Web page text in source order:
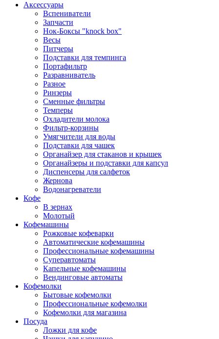
Аксессуары
Вспениватели
Запчасти
Нок-Боксы "knock box"
Весы
Питчеры
Подставки для темпинга
Портафильтр
Разравниватель
Разное
Ринзеры
Сменные фильтры
Темперы
Охладители молока
Фильтр-корзины
Умягчители для воды
Подставки для чашек
Органайзер для стаканов и крышек
Органайзеры и подставки для капсул
Диспенсеры для салфеток
Жернова
Водонагреватели
Кофе
В зернах
Молотый
Кофемашины
Рожковые кофеварки
Автоматические кофемашины
Профессиональные кофемашины
Суперавтоматы
Капельные кофемашины
Вендинговые автоматы
Кофемолки
Бытовые кофемолки
Профессиональные кофемолки
Кофемолки для магазина
Посуда
Ложки для кофе